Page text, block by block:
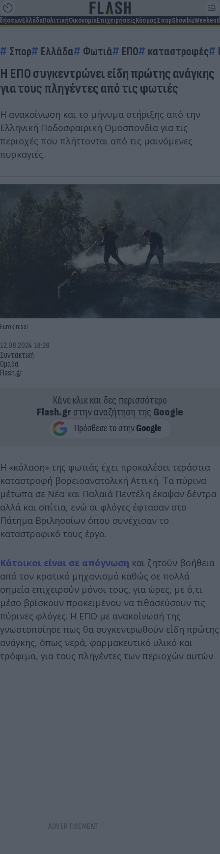
ΕλλάδαΠολιτικήΟικονομίαΕπιχειρήσειςΚόσμοςΣπορShowbizWeekend
Σπορ Ελλάδα Φωτιά ΕΠΟ καταστροφές
Η ΕΠΟ συγκεντρώνει είδη πρώτης ανάγκης
για τους πληγέντες από τις φωτιές
Η ανακοίνωση και το μήνυμα στήριξης από την
Ελληνική Ποδοσφαιρική Ομοσπονδία για τις
περιοχές που πλήττονται από τις μαινόμενες
πυρκαγιές.
Eurokinissi
Συντακτική
Ομάδα
Flash.gr
12.08.2024 18:39
Κάνε κλικ και δες περισσότερο
Flash.grστην αναζήτηση της Google
H «κόλαση» της φωτιάς έχει προκαλέσει τεράστια
καταστροφή βορειοανατολική Αττική. Τα πύρινα
μέτωπα σε Νέα και Παλαιά Πεντέλη έκαψαν δέντρα
αλλά και σπίτια, ενώ οι φλόγες έφτασαν στο
Πάτημα Βριλησσίων όπου συνέχισαν το
καταστροφικό τους έργο.
Κάτοικοι είναι σε απόγνωση και ζητούν βοήθεια
από τον κρατικό μηχανισμό καθώς σε πολλά
σημεία επιχειρούν μόνοι τους, για ώρες, με ό,τι
μέσο βρίσκουν προκειμένου να τιθασεύσουν τις
πύρινες φλόγες. Η ΕΠΟ με ανακοίνωσή της
γνωστοποίησε πως θα συγκεντρωθούν είδη πρώτης
ανάγκης, όπως νερά, φαρμακευτικό υλικό και
τρόφιμα, για τους πληγέντες των περιοχών αυτών.